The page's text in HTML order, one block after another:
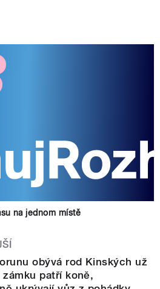
na jednom místě
obývá rod Kinských už
patří koně,